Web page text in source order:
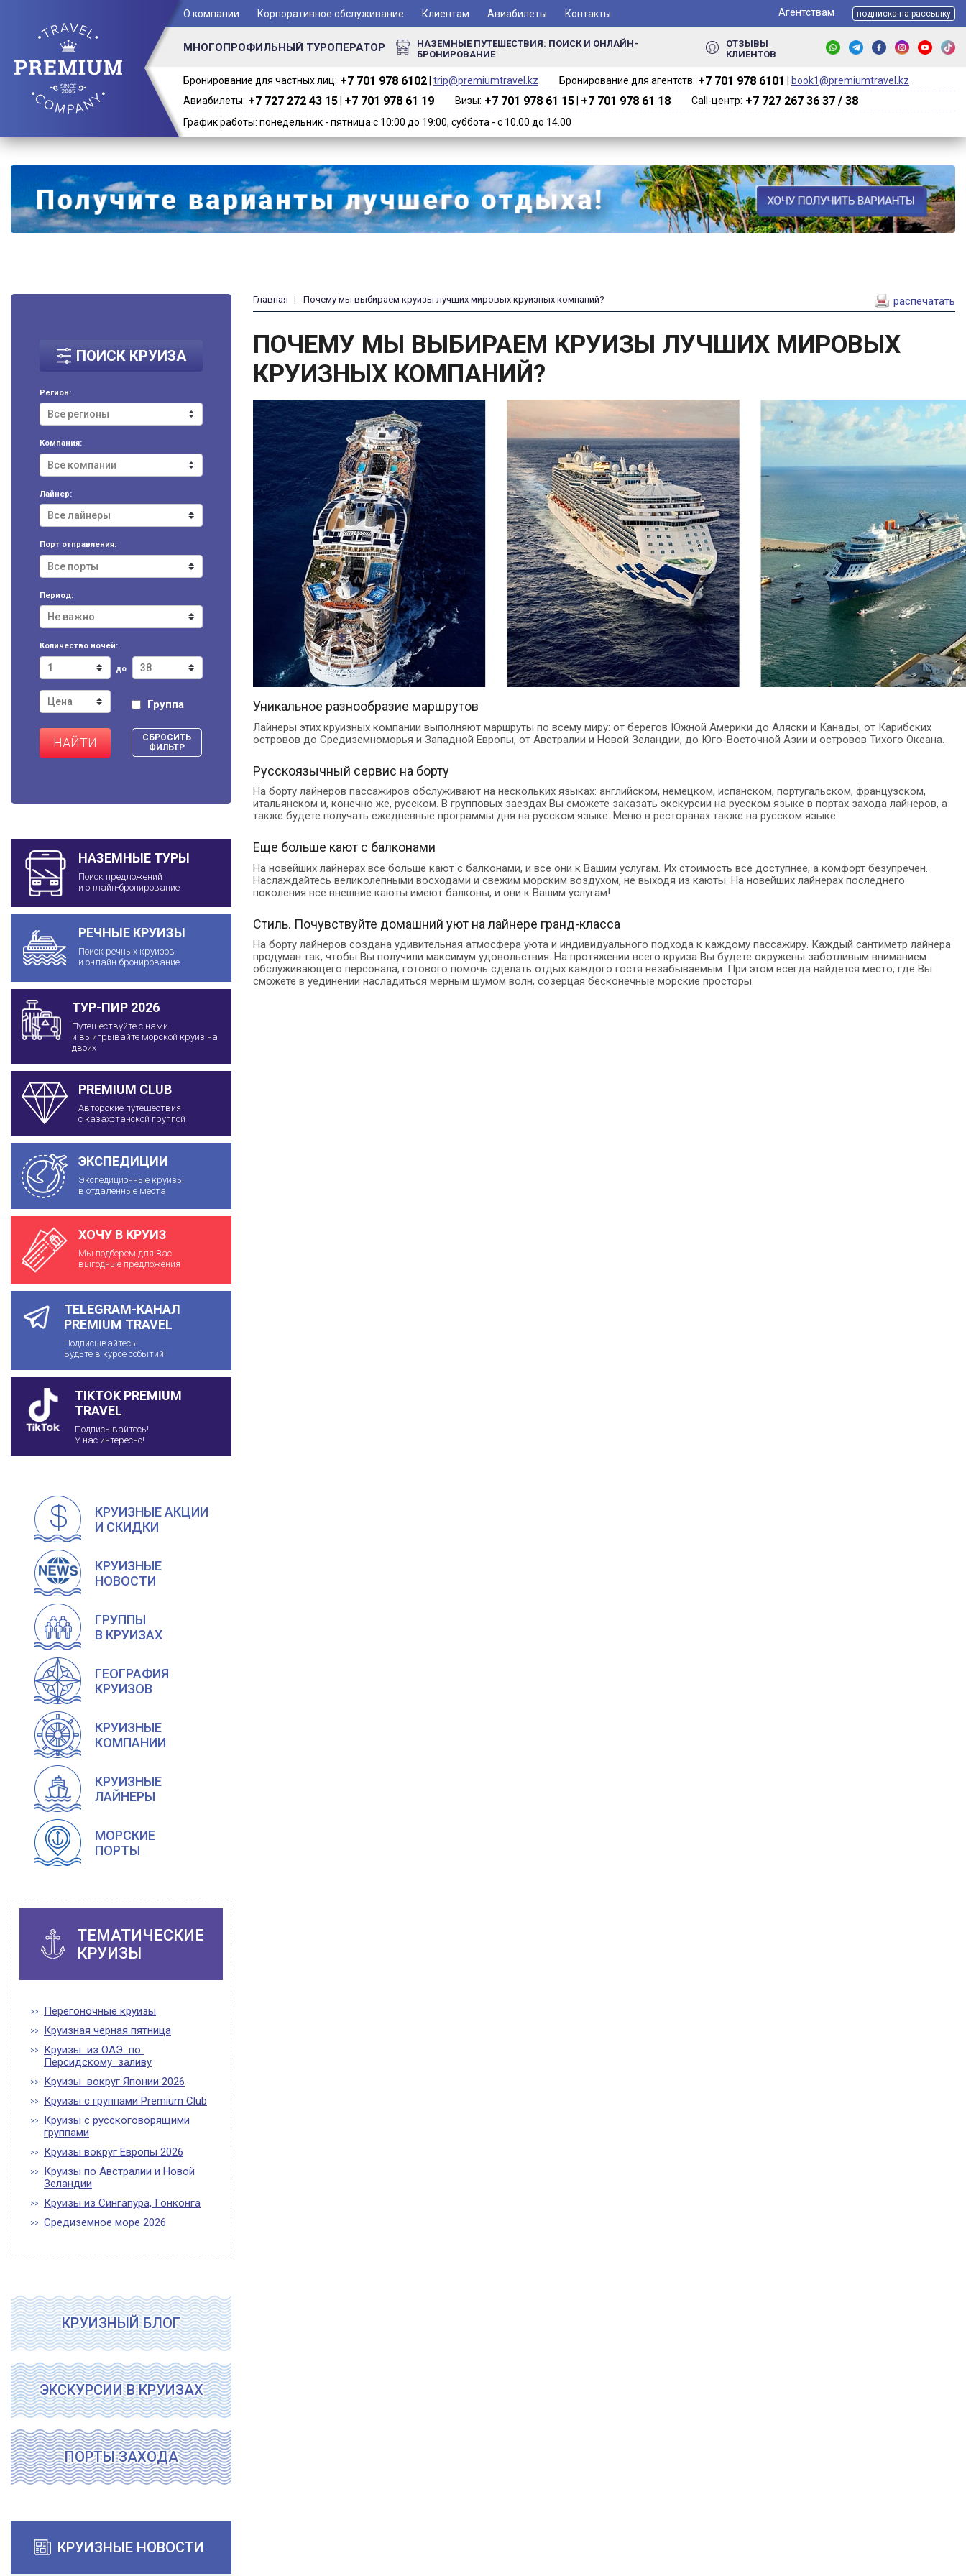
О компании Корпоративное обслуживание Клиентам Авиабилеты Контакты Агентствам подписка на рассылку
МНОГОПРОФИЛЬНЫЙ ТУРОПЕРАТОР
НАЗЕМНЫЕ ПУТЕШЕСТВИЯ: ПОИСК И ОНЛАЙН-
БРОНИРОВАНИЕ
ОТЗЫВЫ
КЛИЕНТОВ
Бронирование для частных лиц: +7 701 978 6102‬ trip@premiumtravel.kz Бронирование для агентств: +7 701 978 6101‬
book1@premiumtravel.kz
Авиабилеты: +7 727 272 43 15 +7 701 978 61 19 Визы: +7 701 978 61 15 +7 701 978 61 18 Call-центр: +7 727 267 36 37 / 38
График работы: понедельник - пятница с 10:00 до 19:00, суббота - с 10.00 до 14.00
ПОИСК КРУИЗА
Регион:
Компания:
Лайнер:
Порт отправления:
Период:
Количество ночей:
до
Группа
НАЙТИ
СБРОСИТЬ
ФИЛЬТР
НАЗЕМНЫЕ ТУРЫ
Поиск предложений
и онлайн-бронирование
РЕЧНЫЕ КРУИЗЫ
Поиск речных круизов
и онлайн-бронирование
ТУР-ПИР 2026
Путешествуйте с нами
и выигрывайте морской круиз на
двоих
PREMIUM CLUB
Авторские путешествия
с казахстанской группой
ЭКСПЕДИЦИИ
Экспедиционные круизы
в отдаленные места
ХОЧУ В КРУИЗ
Мы подберем для Вас
выгодные предложения
TELEGRAM-КАНАЛ
PREMIUM TRAVEL
Подписывайтесь!
Будьте в курсе событий!
TIKTOK PREMIUM
TRAVEL
Подписывайтесь!
У нас интересно!
КРУИЗНЫЕ АКЦИИ
И СКИДКИ
КРУИЗНЫЕ
НОВОСТИ
ГРУППЫ
В КРУИЗАХ
ГЕОГРАФИЯ
КРУИЗОВ
КРУИЗНЫЕ
КОМПАНИИ
КРУИЗНЫЕ
ЛАЙНЕРЫ
МОРСКИЕ
ПОРТЫ
ТЕМАТИЧЕСКИЕ
КРУИЗЫ
Перегоночные круизы
Круизная черная пятница
Круизы из ОАЭ по
Персидскому заливу
Круизы вокруг Японии 2026
Круизы с группами Premium Club
Круизы с русскоговорящими
группами
Круизы вокруг Европы 2026
Круизы по Австралии и Новой
Зеландии
Круизы из Сингапура, Гонконга
Средиземное море 2026
КРУИЗНЫЙ БЛОГ
ЭКСКУРСИИ В КРУИЗАХ
ПОРТЫ ЗАХОДА
КРУИЗНЫЕ НОВОСТИ
Главная Почему мы выбираем круизы лучших мировых круизных компаний? распечатать
ПОЧЕМУ МЫ ВЫБИРАЕМ КРУИЗЫ ЛУЧШИХ МИРОВЫХ
КРУИЗНЫХ КОМПАНИЙ?
Уникальное разнообразие маршрутов
Лайнеры этих круизных компании выполняют маршруты по всему миру: от берегов Южной Америки до Аляски и Канады, от Карибских
островов до Средиземноморья и Западной Европы, от Австралии и Новой Зеландии, до Юго-Восточной Азии и островов Тихого Океана.
Русскоязычный сервис на борту
На борту лайнеров пассажиров обслуживают на нескольких языках: английском, немецком, испанском, португальском, французском,
итальянском и, конечно же, русском. В групповых заездах Вы сможете заказать экскурсии на русском языке в портах захода лайнеров, а
также будете получать ежедневные программы дня на русском языке. Меню в ресторанах также на русском языке.
Еще больше кают с балконами
На новейших лайнерах все больше кают с балконами, и все они к Вашим услугам. Их стоимость все доступнее, а комфорт безупречен.
Наслаждайтесь великолепными восходами и свежим морским воздухом, не выходя из каюты. На новейших лайнерах последнего
поколения все внешние каюты имеют балконы, и они к Вашим услугам!
Стиль. Почувствуйте домашний уют на лайнере гранд-класса
На борту лайнеров создана удивительная атмосфера уюта и индивидуального подхода к каждому пассажиру. Каждый сантиметр лайнера
продуман так, чтобы Вы получили максимум удовольствия. На протяжении всего круиза Вы будете окружены заботливым вниманием
обслуживающего персонала, готового помочь сделать отдых каждого гостя незабываемым. При этом всегда найдется место, где Вы
сможете в уединении насладиться мерным шумом волн, созерцая бесконечные морские просторы.